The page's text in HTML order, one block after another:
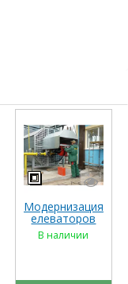
Модернизация
елеваторов
В наличии